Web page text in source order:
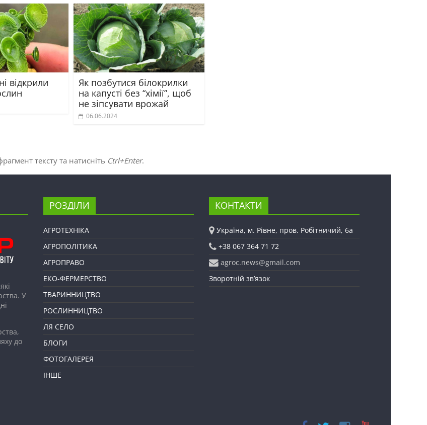
відкрили
Як позбутися білокрилки
на капусті без “хімії”, щоб
не зіпсувати врожай
06.06.2024
тексту та натисніть Ctrl+Enter.
У
до
РОЗДІЛИ
АГРОТЕХНІКА
АГРОПОЛІТИКА
АГРОПРАВО
ЕКО-ФЕРМЕРСТВО
ТВАРИННИЦТВО
РОСЛИННИЦТВО
ЛЯ СЕЛО
БЛОГИ
ФОТОГАЛЕРЕЯ
ІНШЕ
КОНТАКТИ
Україна, м. Рівне, пров. Робітничий, 6а
+38 067 364 71 72
agroc.news@gmail.com
Зворотній зв’язок